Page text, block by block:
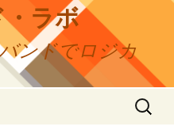
ラボ
ンドでロジカ
検
索: